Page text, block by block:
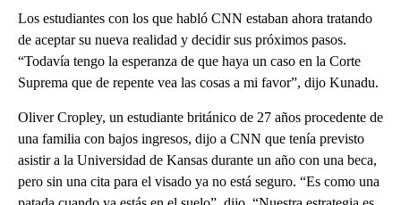
Los estudiantes con los que habló CNN estaban ahora tratando
de aceptar su nueva realidad y decidir sus próximos pasos.
“Todavía tengo la esperanza de que haya un caso en la Corte
Suprema que de repente vea las cosas a mi favor”, dijo Kunadu.
Oliver Cropley, un estudiante británico de 27 años procedente de
una familia con bajos ingresos, dijo a CNN que tenía previsto
asistir a la Universidad de Kansas durante un año con una beca,
pero sin una cita para el visado ya no está seguro. “Es como una